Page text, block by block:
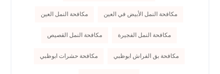
مكافحة النمل الأبيض في العين مكافحة النمل العين
مكافحة النمل الفجيرة مكافحة النمل القصيص
مكافحة بق الفراش ابوظبي مكافحة حشرات ابوظبي